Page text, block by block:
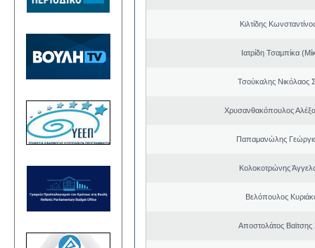
Κιλτίδης
Ιατρίδη Τσαμπίκα
Τσούκαλης Νικόλαος
Χρυσανθακόπουλος
Παπαμανώλης
Κολοκοτρώνης
Βελόπουλος
Αποστολάτος